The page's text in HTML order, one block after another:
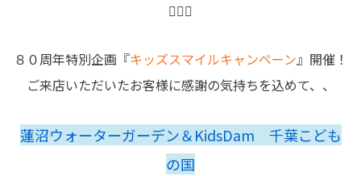
💁🏻‍♀️
８０周年特別企画『キッズスマイルキャンペーン』開催！
ご来店いただいたお客様に感謝の気持ちを込めて、、
蓮沼ウォーターガーデン＆KidsDam 千葉こども
の国